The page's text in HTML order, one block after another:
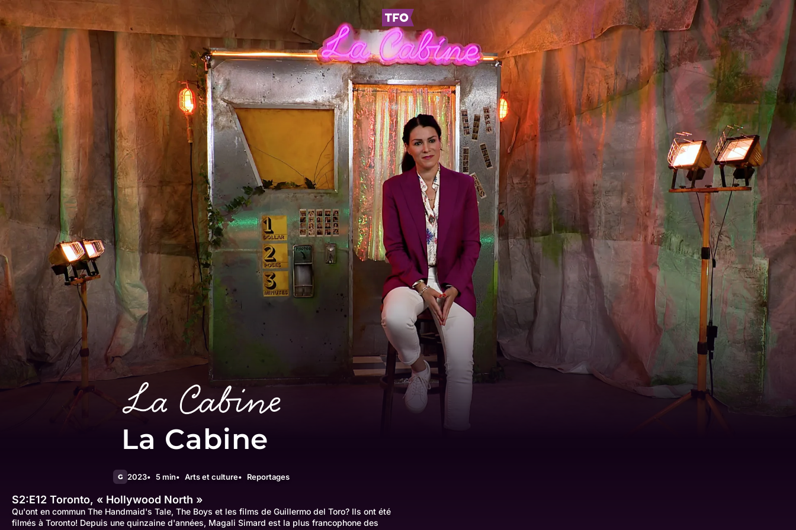
La Cabine
G 2023 5 min Arts et culture Reportages
S2:E12 Toronto, « Hollywood North »
Qu'ont en commun The Handmaid's Tale, The Boys et les films de Guillermo del Toro? Ils ont été
filmés à Toronto! Depuis une quinzaine d'années, Magali Simard est la plus francophone des